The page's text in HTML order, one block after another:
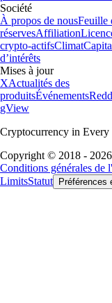
Société
À propos de nousFeuille
réservesAffiliation
crypto-actifsClimat
d’intérêts
Mises à jour
XActualités des
produitsÉvénements
gView
Cryptocurrency in
Copyright © 2018 -
Conditions générales de
LimitsStatut Préférences